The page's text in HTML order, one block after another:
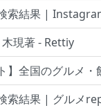
検索結果 |
現著 - Rettiy
】全国のグルメ
索結果 | グルメ